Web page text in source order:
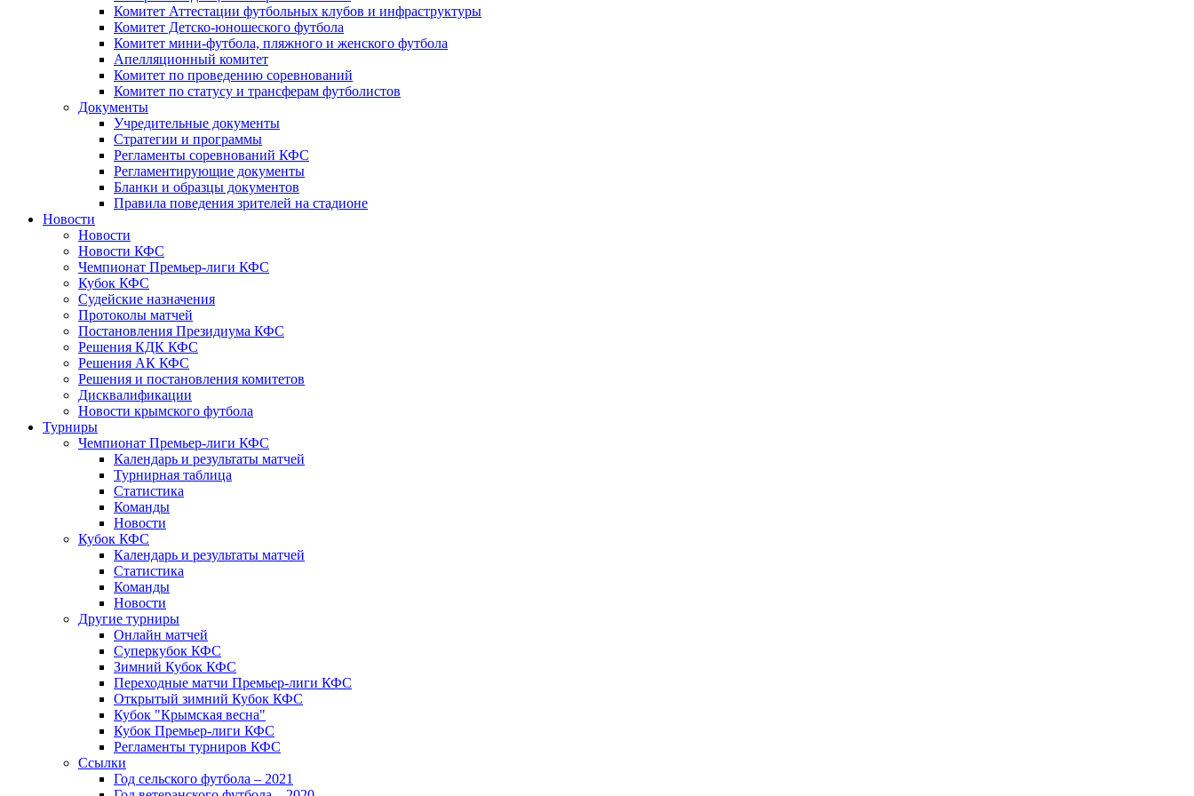
Комитет Аттестации футбольных клубов и инфраструктуры
Комитет Детско-юношеского футбола
Комитет мини-футбола, пляжного и женского футбола
Апелляционный комитет
Комитет по проведению соревнований
Комитет по статусу и трансферам футболистов
Документы
Учредительные документы
Стратегии и программы
Регламенты соревнований КФС
Регламентирующие документы
Бланки и образцы документов
Правила поведения зрителей на стадионе
Новости
Новости
Новости КФС
Чемпионат Премьер-лиги КФС
Кубок КФС
Судейские назначения
Протоколы матчей
Постановления Президиума КФС
Решения КДК КФС
Решения АК КФС
Решения и постановления комитетов
Дисквалификации
Новости крымского футбола
Турниры
Чемпионат Премьер-лиги КФС
Календарь и результаты матчей
Турнирная таблица
Статистика
Команды
Новости
Кубок КФС
Календарь и результаты матчей
Статистика
Команды
Новости
Другие турниры
Онлайн матчей
Суперкубок КФС
Зимний Кубок КФС
Переходные матчи Премьер-лиги КФС
Открытый зимний Кубок КФС
Кубок "Крымская весна"
Кубок Премьер-лиги КФС
Регламенты турниров КФС
Ссылки
Год сельского футбола – 2021